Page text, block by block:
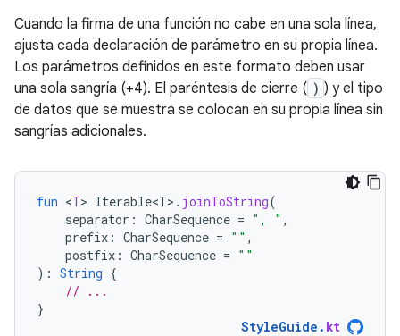
Cuando la firma de una función no cabe en una sola línea,
ajusta cada declaración de parámetro en su propia línea.
Los parámetros definidos en este formato deben usar
una sola sangría (+4). El paréntesis de cierre ( ) ) y el tipo
de datos que se muestra se colocan en su propia línea sin
sangrías adicionales.
fun <T> Iterable<T> . joinToString(
separator : CharSequence = ", " ,
prefix : CharSequence = "" ,
postfix : CharSequence = ""
): String {
// ...
}
StyleGuide . kt